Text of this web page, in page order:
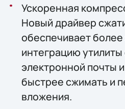
Ускоренная
Новый драйвер
обеспечивает
интеграцию
электронной почты
быстрее сжимать и
вложения.